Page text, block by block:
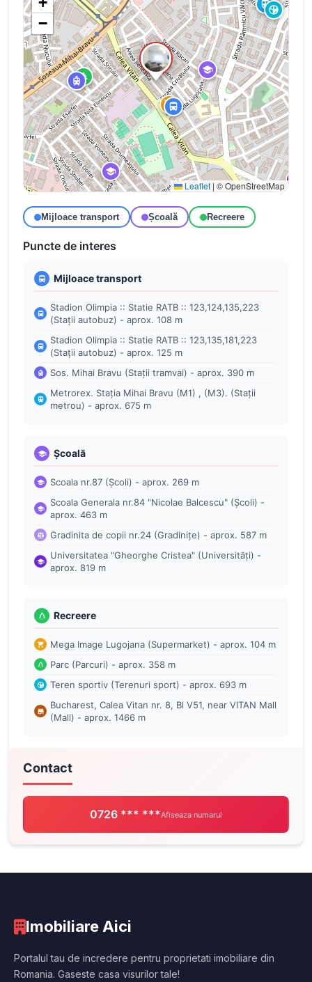
−
Leaflet | © OpenStreetMap
Mijloace transport Școală Recreere
Puncte de interes
Mijloace transport
Stadion Olimpia :: Statie RATB :: 123,124,135,223
(Stații autobuz) - aprox. 108 m
Stadion Olimpia :: Statie RATB :: 123,135,181,223
(Stații autobuz) - aprox. 125 m
Sos. Mihai Bravu (Stații tramvai) - aprox. 390 m
Metrorex. Stația Mihai Bravu (M1) , (M3). (Stații
metrou) - aprox. 675 m
Școală
Scoala nr.87 (Școli) - aprox. 269 m
Scoala Generala nr.84 "Nicolae Balcescu" (Școli) -
aprox. 463 m
Gradinita de copii nr.24 (Gradinițe) - aprox. 587 m
Universitatea "Gheorghe Cristea" (Universități) -
aprox. 819 m
Recreere
Mega Image Lugojana (Supermarket) - aprox. 104 m
Parc (Parcuri) - aprox. 358 m
Teren sportiv (Terenuri sport) - aprox. 693 m
Bucharest, Calea Vitan nr. 8, Bl V51, near VITAN Mall
(Mall) - aprox. 1466 m
Contact
0726 *** ***Afiseaza numarul
Imobiliare Aici
Portalul tau de incredere pentru proprietati imobiliare din
Romania. Gaseste casa visurilor tale!